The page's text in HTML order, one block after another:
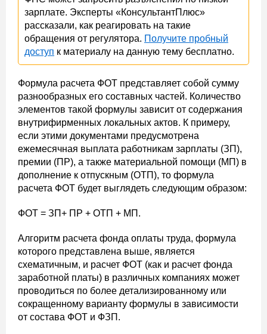
зарплате. Эксперты «КонсультантПлюс»
рассказали, как реагировать на такие
обращения от регулятора. Получите пробный
доступ к материалу на данную тему бесплатно.
Формула расчета ФОТ представляет собой сумму
разнообразных его составных частей. Количество
элементов такой формулы зависит от содержания
внутрифирменных локальных актов. К примеру,
если этими документами предусмотрена
ежемесячная выплата работникам зарплаты (ЗП),
премии (ПР), а также материальной помощи (МП) в
дополнение к отпускным (ОТП), то формула
расчета ФОТ будет выглядеть следующим образом:
ФОТ = ЗП+ ПР + ОТП + МП.
Алгоритм расчета фонда оплаты труда, формула
которого представлена выше, является
схематичным, и расчет ФОТ (как и расчет фонда
заработной платы) в различных компаниях может
проводиться по более детализированному или
сокращенному варианту формулы в зависимости
от состава ФОТ и ФЗП.